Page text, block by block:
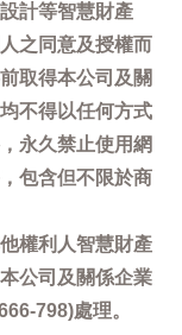
計等智慧財產
之同意及授權而
取得本公司及關
不得以任何方式
永久禁止使用網
包含但不限於商
權利人智慧財產
公司及關係企業
798)處理。